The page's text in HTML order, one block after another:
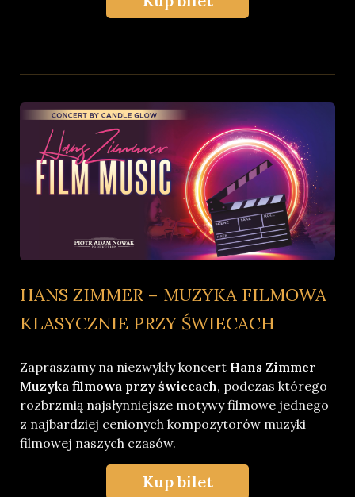
HANS ZIMMER – MUZYKA FILMOWA
KLASYCZNIE PRZY ŚWIECACH
Zapraszamy na niezwykły koncert Hans Zimmer -
Muzyka filmowa przy świecach, podczas którego
rozbrzmią najsłynniejsze motywy filmowe jednego
z najbardziej cenionych kompozytorów muzyki
filmowej naszych czasów.
Kup bilet